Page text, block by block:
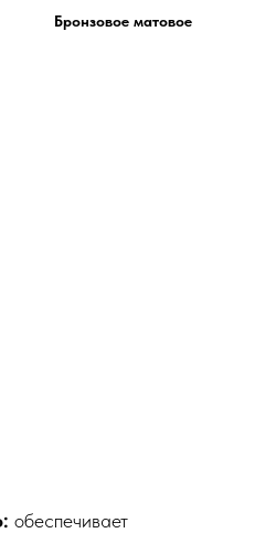
Бронзовое матовое
обеспечивает